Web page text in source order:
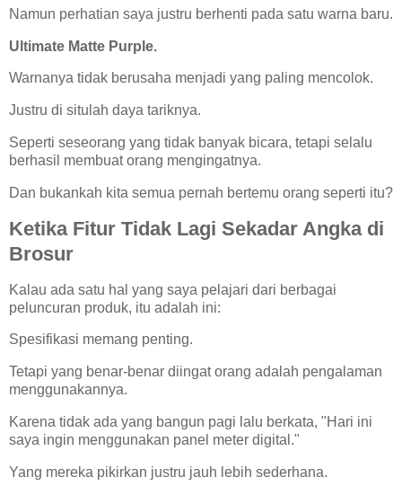
Namun perhatian saya justru berhenti pada satu warna baru.
Ultimate Matte Purple.
Warnanya tidak berusaha menjadi yang paling mencolok.
Justru di situlah daya tariknya.
Seperti seseorang yang tidak banyak bicara, tetapi selalu
berhasil membuat orang mengingatnya.
Dan bukankah kita semua pernah bertemu orang seperti itu?
Ketika Fitur Tidak Lagi Sekadar Angka di
Brosur
Kalau ada satu hal yang saya pelajari dari berbagai
peluncuran produk, itu adalah ini:
Spesifikasi memang penting.
Tetapi yang benar-benar diingat orang adalah pengalaman
menggunakannya.
Karena tidak ada yang bangun pagi lalu berkata, "Hari ini
saya ingin menggunakan panel meter digital."
Yang mereka pikirkan justru jauh lebih sederhana.